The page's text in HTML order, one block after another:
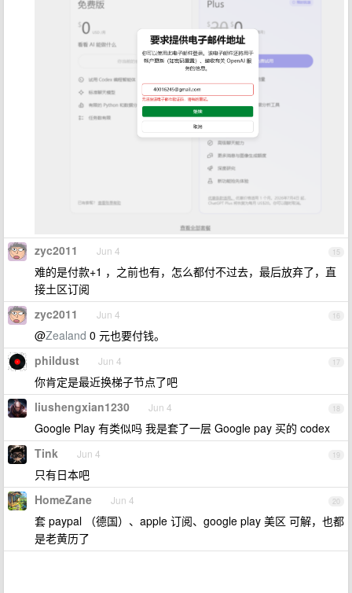
15
zyc2011 Jun 4
难的是付款+1 ，之前也有，怎么都付不过去，最后放弃了，直
接土区订阅
16
zyc2011 Jun 4
@Zealand 0 元也要付钱。
17
phildust Jun 4
你肯定是最近换梯子节点了吧
18
liushengxian1230 Jun 4
Google Play 有类似吗 我是套了一层 Google pay 买的 codex
19
Tink Jun 4
只有日本吧
20
HomeZane Jun 4
套 paypal （德国）、apple 订阅、google play 美区 可解，也都
是老黄历了